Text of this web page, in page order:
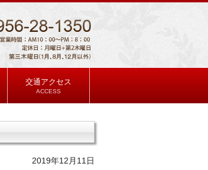
交通アクセス
ACCESS
2019年12月11日